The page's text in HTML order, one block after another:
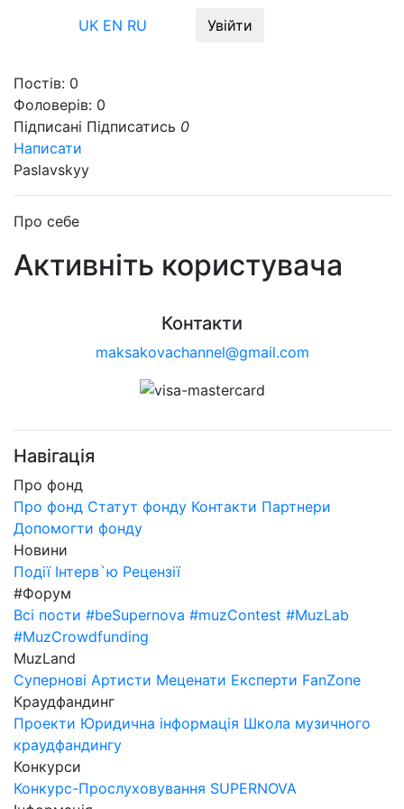
UK EN RU Увійти
Постів: 0
Фоловерів: 0
Підписані Підписатись 0
Написати
Paslavskyy
Про себе
Активніть користувача
Контакти
maksakovachannel@gmail.com
Навігація
Про фонд
Про фонд Статут фонду Контакти Партнери
Допомогти фонду
Новини
Події Інтерв`ю Рецензії
#Форум
Всі пости #beSupernova #muzContest #MuzLab
#MuzCrowdfunding
MuzLand
Супернові Артисти Меценати Експерти FanZone
Краудфандинг
Проекти Юридична інформація Школа музичного
краудфандингу
Конкурси
Конкурс-Прослуховування SUPERNOVA